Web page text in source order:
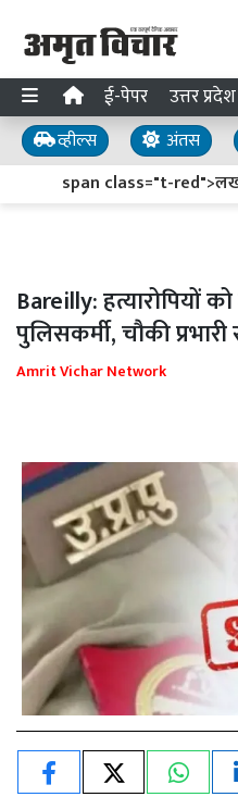
ई-पेपर उत्तर प्रदेश
व्हील्स अंतस
span class="t-
Bareilly:
पुलिसकर्मी, चौकी
Amrit Vichar Network